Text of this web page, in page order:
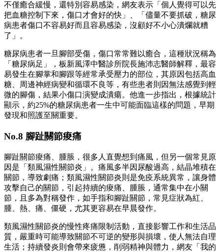
不僅癒合緩慢，還特別容易感染，網友表示「個人覺得可以先
把血糖控制下來，傷口才會好的快」、「儘量不要抓破，糖尿
病患者傷口不容易好而且容易感染，沒顧好不小心潰爛就糟
了」。
糖尿病患者一旦腳部受傷，傷口常常難以癒合，這種狀況稱為
「糖尿病足」，板新風澤中醫診所院長施沛志醫師解釋，最容
易發生在腳掌和腳跟等經常承受壓力的部位，其原因包括高血
糖、周邊神經病變和循環不良等，有些患者則因無法感覺到輕
微的腳傷，結果小傷口演變成潰瘍。他進一步指出，根據統計
顯示，約25%的糖尿病患者一生中可能面臨這樣的問題，早期
發現和照護至關重要。
No.8 腳趾關節痠痛
腳趾關節痠痛、腫脹，很多人直覺想到痛風，但另一個常見原
因是「類風濕性關節炎」。痛風多半因尿酸過高，結晶堆積在
關節，導致劇痛；類風濕性關節炎則是免疫系統異常，讓身體
攻擊自己的關節，引起持續的痠痛、腫脹，通常集中在小關
節，且多為對稱發作，如手指和腳趾關節，常見症狀為紅、
腫、熱、痛、僵硬，尤其更容易在早晨發作。
類風濕性關節炎的慢性疼痛限制活動，直接影響工作和生活品
質，嚴重時可能導致關節不可逆的變形與損壞，使人無法自理
生活；持續發炎則會帶來疲憊，削弱精神與體力，網友「我的